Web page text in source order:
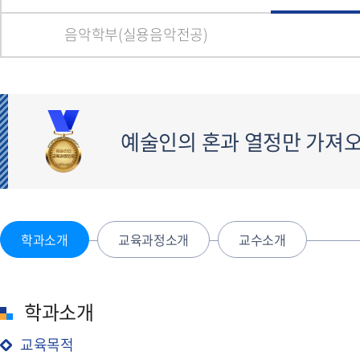
음악학부(실용음악전공)
예술인의 혼과 열정만 가져
학과소개 교육과정소개 교수소개
학과소개
교육목적